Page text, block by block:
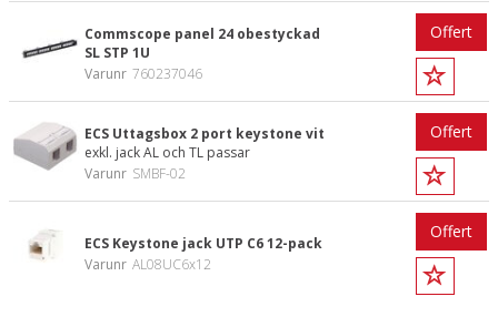
Commscope panel 24 obestyckad
SL STP 1U
Varunr 760237046
Offert
ECS Uttagsbox 2 port keystone vit
exkl. jack AL och TL passar
Varunr SMBF-02
Offert
ECS Keystone jack UTP C6 12-pack
Varunr AL08UC6x12
Offert